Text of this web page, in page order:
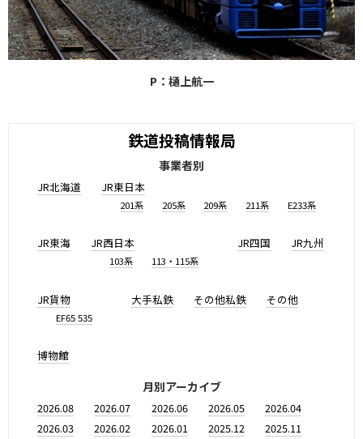
P：樋上航一
鉄道投稿情報局
事業者別
JR北海道 JR東日本
201系 205系 209系 211系 E233系
JR東海 JR西日本
103系 113・115系
JR四国 JR九州
JR貨物
EF65 535
大手私鉄 その他私鉄 その他
博物館
月別アーカイブ
2026.08 2026.07 2026.06 2026.05
2026.04
2026.03
2026.02 2026.01 2025.12
2025.11